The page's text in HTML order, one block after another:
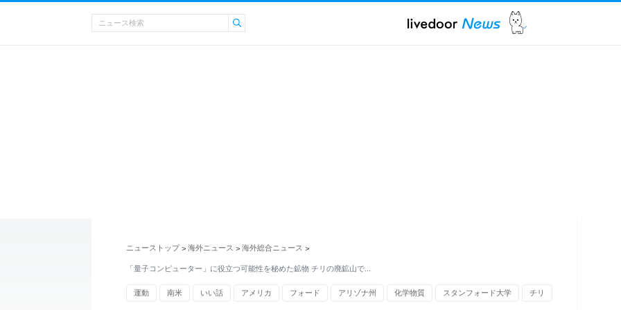
ニューストップ > 海外ニュース > 海外総合ニュース >
「量子コンピューター」に役立つ可能性を秘めた鉱物 チリの廃鉱山で…
運動 南米 いい話 アメリカ フォード アリゾナ州 化学物質 スタンフォード大学 チリ